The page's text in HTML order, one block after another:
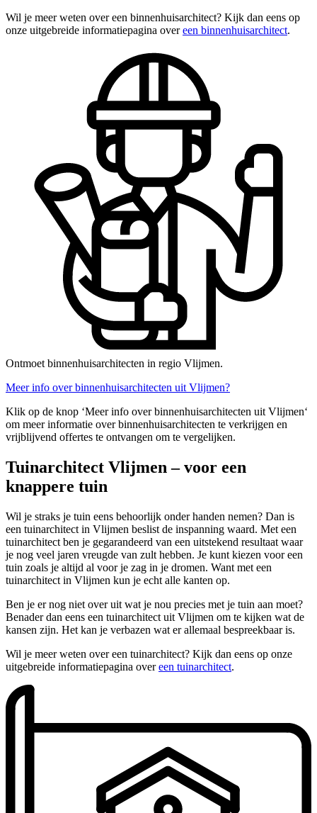
Wil je meer weten over een binnenhuisarchitect? Kijk dan eens op
onze uitgebreide informatiepagina overeen binnenhuisarchitect.
Ontmoet binnenhuisarchitecten in regio Vlijmen.
Meer info over binnenhuisarchitecten uit Vlijmen?
Klik op de knop ‘Meer info over binnenhuisarchitecten uit Vlijmen‘
om meer informatie over binnenhuisarchitecten te verkrijgen en
vrijblijvend offertes te ontvangen om te vergelijken.
Tuinarchitect Vlijmen – voor een
knappere tuin
Wil je straks je tuin eens behoorlijk onder handen nemen? Dan is
een tuinarchitect in Vlijmen beslist de inspanning waard. Met een
tuinarchitect ben je gegarandeerd van een uitstekend resultaat waar
je nog veel jaren vreugde van zult hebben. Je kunt kiezen voor een
tuin zoals je altijd al voor je zag in je dromen. Want met een
tuinarchitect in Vlijmen kun je echt alle kanten op.
Ben je er nog niet over uit wat je nou precies met je tuin aan moet?
Benader dan eens een tuinarchitect uit Vlijmen om te kijken wat de
kansen zijn. Het kan je verbazen wat er allemaal bespreekbaar is.
Wil je meer weten over een tuinarchitect? Kijk dan eens op onze
uitgebreide informatiepagina overeen tuinarchitect.